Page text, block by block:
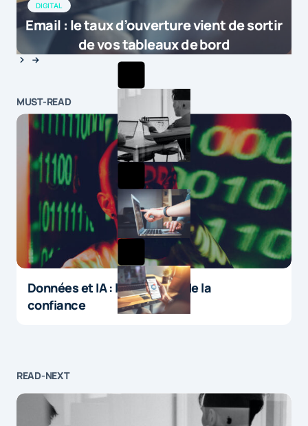
DIGITAL
Email : le taux d’ouverture vient de sortir
de vos tableaux de bord
MUST-READ
Données et IA : le paradoxe de la
confiance
READ-NEXT